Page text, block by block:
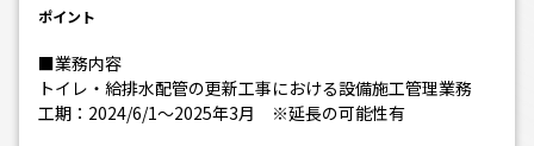
ポイント
■業務内容
トイレ・給排水配管の更新工事における設備施工管理業務
工期：2024/6/1～2025年3月 ※延長の可能性有